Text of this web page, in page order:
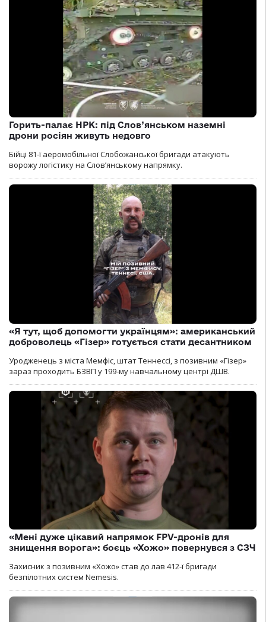
Горить-палає НРК: під Слов’янськом наземні
дрони росіян живуть недовго
Бійці 81-ї аеромобільної Слобожанської бригади атакують
ворожу логістику на Словʼянському напрямку.
«Я тут, щоб допомогти українцям»: американський
доброволець «Гізер» готується стати десантником
Уродженець з міста Мемфіс, штат Теннессі, з позивним «Гізер»
зараз проходить БЗВП у 199-му навчальному центрі ДШВ.
«Мені дуже цікавий напрямок FPV-дронів для
знищення ворога»: боєць «Хожо» повернувся з СЗЧ
Захисник з позивним «Хожо» став до лав 412-ї бригади
безпілотних систем Nemesis.